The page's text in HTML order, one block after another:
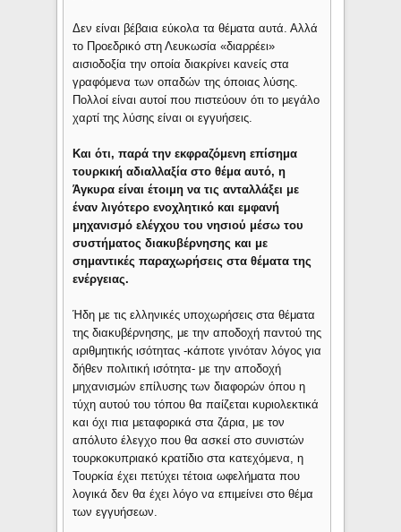
Δεν είναι βέβαια εύκολα τα θέματα αυτά. Αλλά
το Προεδρικό στη Λευκωσία «διαρρέει»
αισιοδοξία την οποία διακρίνει κανείς στα
γραφόμενα των οπαδών της όποιας λύσης.
Πολλοί είναι αυτοί που πιστεύουν ότι το μεγάλο
χαρτί της λύσης είναι οι εγγυήσεις.
Και ότι, παρά την εκφραζόμενη επίσημα
τουρκική αδιαλλαξία στο θέμα αυτό, η
Άγκυρα είναι έτοιμη να τις ανταλλάξει με
έναν λιγότερο ενοχλητικό και εμφανή
μηχανισμό ελέγχου του νησιού μέσω του
συστήματος διακυβέρνησης και με
σημαντικές παραχωρήσεις στα θέματα της
ενέργειας.
Ήδη με τις ελληνικές υποχωρήσεις στα θέματα
της διακυβέρνησης, με την αποδοχή παντού της
αριθμητικής ισότητας -κάποτε γινόταν λόγος για
δήθεν πολιτική ισότητα- με την αποδοχή
μηχανισμών επίλυσης των διαφορών όπου η
τύχη αυτού του τόπου θα παίζεται κυριολεκτικά
και όχι πια μεταφορικά στα ζάρια, με τον
απόλυτο έλεγχο που θα ασκεί στο συνιστών
τουρκοκυπριακό κρατίδιο στα κατεχόμενα, η
Τουρκία έχει πετύχει τέτοια ωφελήματα που
λογικά δεν θα έχει λόγο να επιμείνει στο θέμα
των εγγυήσεων.